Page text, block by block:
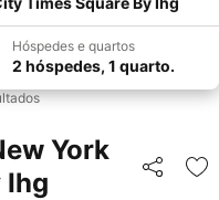
Hóspedes e quartos
2 hóspedes, 1 quarto.
York
Ihg
Partilhar